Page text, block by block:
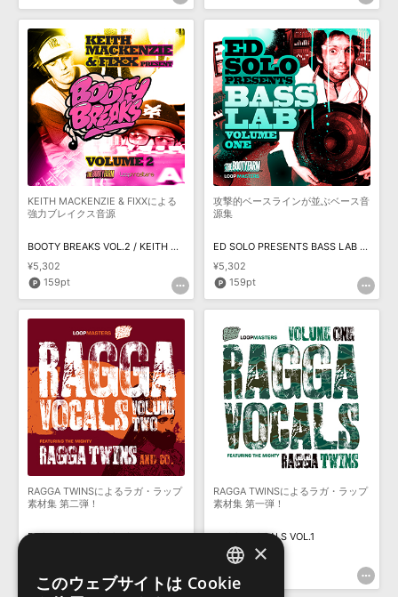
KEITH MACKENZIE & FIXXによる
強力ブレイクス音源
BOOTY BREAKS VOL.2 / KEITH MACKENZIE & FIXX
¥5,302
159pt
攻撃的ベースラインが並ぶベース音
源集
ED SOLO PRESENTS BASS LAB VOL.1
¥5,302
159pt
RAGGA TWINSによるラガ・ラップ
素材集 第二弾！
RAGGA VOCALS VOL.2
RAGGA TWINSによるラガ・ラップ
素材集 第一弾！
RAGGA VOCALS VOL.1
¥7,425
ENGLISH
×
このウェブサイトは Cookie